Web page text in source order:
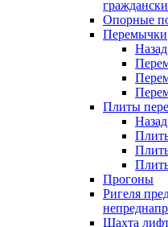
Опорные
Перемычки
Назад
Плиты
Назад
Прогоны
Ригеля
Шахта